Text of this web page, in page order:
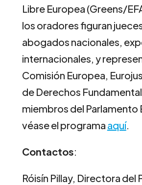
Libre Europea (Greens/
los oradores figuran
abogados nacionales,
internacionales, y
Comisión Europea,
de Derechos
miembros del Parlamento
véase el programa aquí.
Contactos:
Róisín Pillay, Directora del